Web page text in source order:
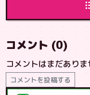
コメント (0)
コメントはまだありま
コメントを投稿する